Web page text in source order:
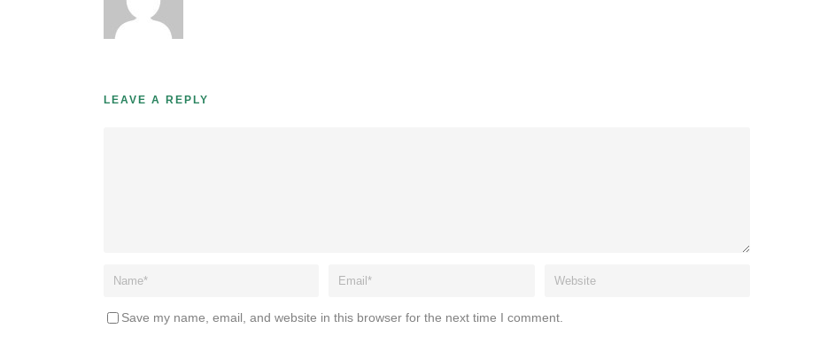
LEAVE A REPLY
Save my name, email, and website in this browser for the next time I comment.